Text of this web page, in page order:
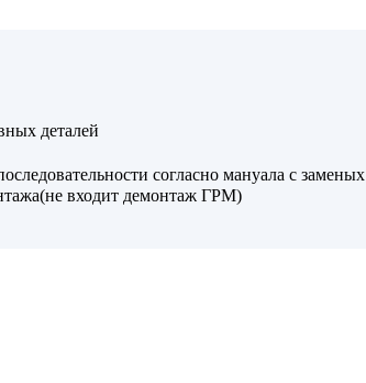
деталей
согласно мануала с заменых
входит демонтаж ГРМ)